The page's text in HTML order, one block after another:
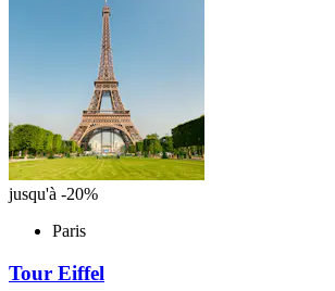
jusqu'à -20%
Paris
Tour Eiffel